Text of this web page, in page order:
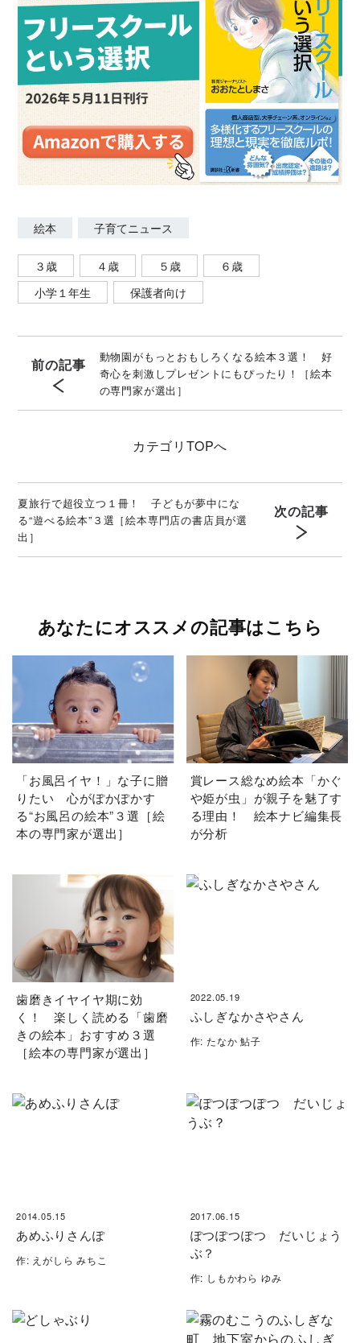
絵本 子育てニュース
３歳 ４歳 ５歳
６歳
小学１年生
保護者向け
前の記事
動物園がもっとおもしろくなる絵本３選！ 好
奇心を刺激しプレゼントにもぴったり！［絵本
の専門家が選出］
カテゴリ TOPへ
夏旅行で超役立つ１冊！ 子どもが夢中にな
る“遊べる絵本”３選［絵本専門店の書店員が選
出］
次の記事
あなたにオススメの記事はこちら
「お風呂イヤ！」な子に贈
りたい 心がぽかぽかす
る“お風呂の絵本”３選［絵
本の専門家が選出］
賞レース総なめ絵本「かぐ
や姫が虫」が親子を魅了す
る理由！ 絵本ナビ編集長
が分析
歯磨きイヤイヤ期に効
く！ 楽しく読める「歯磨
きの絵本」おすすめ３選
［絵本の専門家が選出］
2022.05.19
ふしぎなかさやさん
作: たなか 鮎子
2014.05.15
あめふりさんぽ
作: えがしら みちこ
2017.06.15
ぽつぽつぽつ だいじょう
ぶ？
作: しもかわら ゆみ